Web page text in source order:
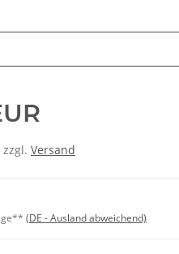
zzgl. Versand
(DE - Ausland abweichend)